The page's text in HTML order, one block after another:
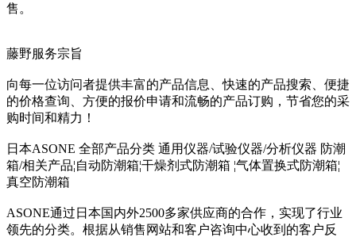
售。
藤野服务宗旨
向每一位访问者提供丰富的产品信息、快速的产品搜索、便捷
的价格查询、方便的报价申请和流畅的产品订购，节省您的采
购时间和精力！
日本ASONE 全部产品分类 通用仪器/试验仪器/分析仪器 防潮
箱/相关产品¦自动防潮箱¦干燥剂式防潮箱 ¦气体置换式防潮箱¦
真空防潮箱
ASONE通过日本国内外2500多家供应商的合作，实现了行业
领先的分类。根据从销售网站和客户咨询中心收到的客户反